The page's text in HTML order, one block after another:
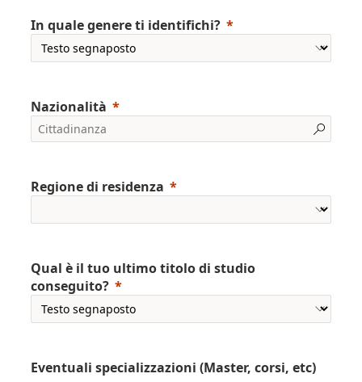
In quale genere ti identifichi?
Nazionalità
Regione di residenza
Qual è il tuo ultimo titolo di studio
conseguito?
Eventuali specializzazioni (Master, corsi, etc)